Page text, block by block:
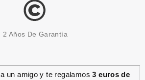
2 Años De Garantía
a un amigo y te regalamos3 euros de